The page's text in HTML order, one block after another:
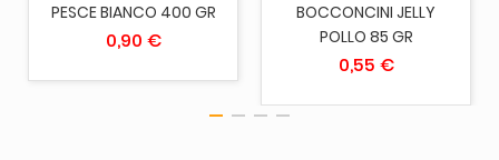
PESCE BIANCO 400 GR
0,90 €
BOCCONCINI JELLY
POLLO 85 GR
0,55 €